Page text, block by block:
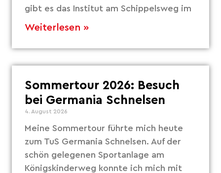
gibt es das Institut am Schippelsweg im
Weiterlesen »
Sommertour 2026: Besuch
bei Germania Schnelsen
4. August 2026
Meine Sommertour führte mich heute
zum TuS Germania Schnelsen. Auf der
schön gelegenen Sportanlage am
Königskinderweg konnte ich mich mit